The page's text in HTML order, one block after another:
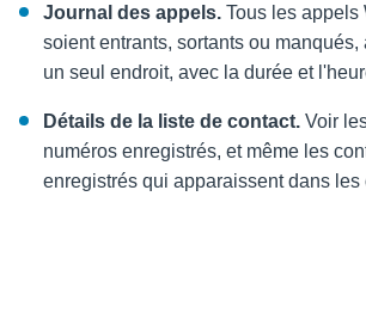
Journal des appels. Tous les appels
soient entrants, sortants ou manqués,
un seul endroit, avec la durée et
Détails de la liste de contact. Voir
numéros enregistrés, et même les
enregistrés qui apparaissent dans les